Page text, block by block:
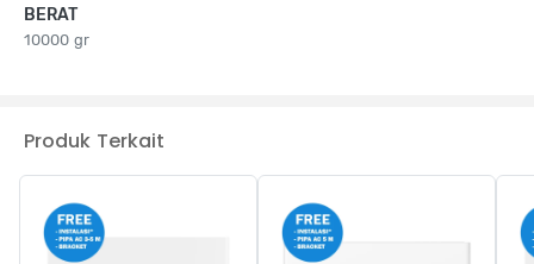
BERAT
10000 gr
Produk Terkait